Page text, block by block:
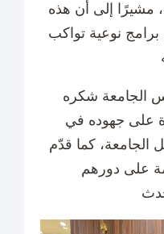
مشيرًا إلى أن هذه
نوعية تواكب
الجامعة شكره
على جهوده في
الجامعة، كما قدّم
على دورهم